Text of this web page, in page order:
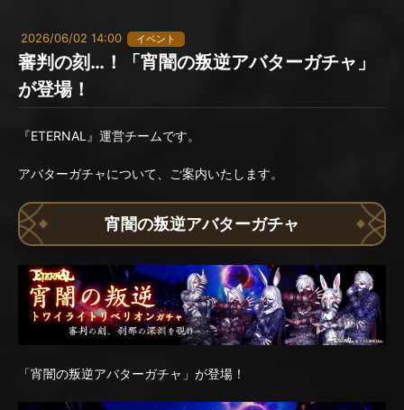
2026/06/02 14:00 イベント
審判の刻…！「宵闇の叛逆アバターガチャ」
が登場！
『ETERNAL』運営チームです。
アバターガチャについて、ご案内いたします。
宵闇の叛逆アバターガチャ
「宵闇の叛逆アバターガチャ」が登場！